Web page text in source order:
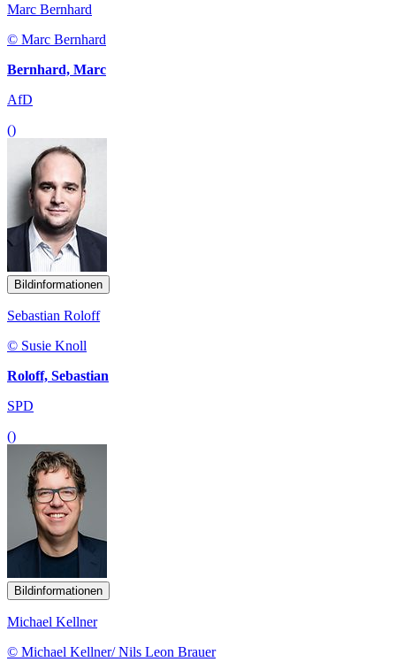
Marc Bernhard
© Marc Bernhard
Bernhard, Marc
AfD
()
Bildinformationen
Sebastian Roloff
© Susie Knoll
Roloff, Sebastian
SPD
()
Bildinformationen
Michael Kellner
© Michael Kellner/ Nils Leon Brauer